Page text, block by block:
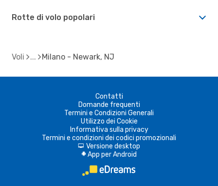
Rotte di volo popolari
Voli Milano - Newark, NJ
Contatti
Domande frequenti
Termini e Condizioni Generali
Utilizzo dei Cookie
Informativa sulla privacy
Termini e condizioni dei codici promozionali
d Versione desktop
A App per Android